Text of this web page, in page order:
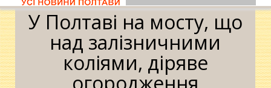
У Полтаві на мосту, що
над залізничними
коліями, діряве